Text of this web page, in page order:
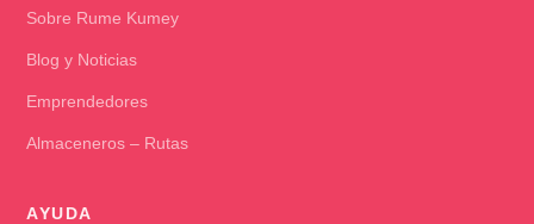
Sobre Rume Kumey
Blog y Noticias
Emprendedores
Almaceneros – Rutas
AYUDA